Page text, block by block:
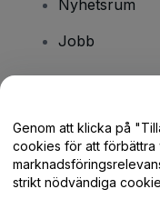
Nyhetsrum
Jobb
Hjälpcenter /
Genom att klicka på
cookies för att förbättra
strikt nödvändiga